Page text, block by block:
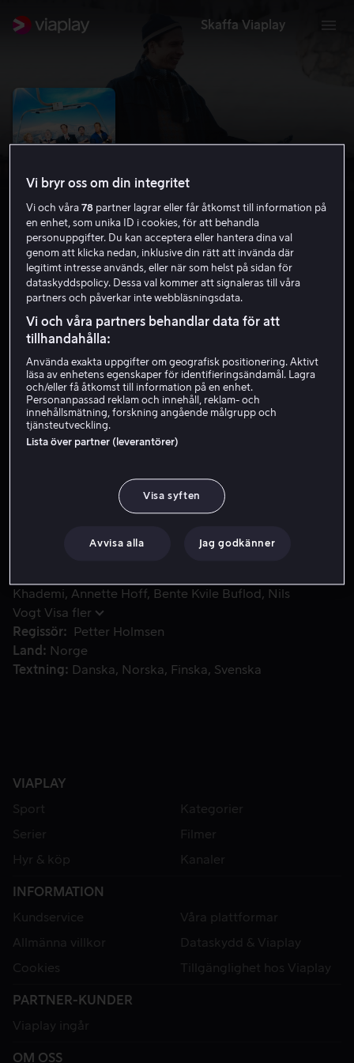
Skaffa Viaplay
Galningar i fjällen
HD
Hyr 59 kr
Köp 89 kr
filmen från 1957. Filmen utspelar sig i nutida norska
fjällen och tar en skev titt på både gamla och nya
Khademi
Annette Hoff Bente Kvile Buflod
Nils
Vogt Visa fler
Regissör
Petter Holmsen
Land
Norge
Textning
Danska Norska Finska Svenska
VIAPLAY
Sport
Kategorier
Serier
Filmer
Hyr & köp
Kanaler
INFORMATION
Kundservice
Våra plattformar
Allmänna villkor
Dataskydd & Viaplay
Cookies
Tillgänglighet hos Viaplay
PARTNER-KUNDER
Viaplay ingår
OM OSS
Vi bryr oss om din integritet
Vi och våra78 partner lagrar eller får åtkomst till information på
en enhet, som unika ID i cookies, för att behandla
personuppgifter. Du kan acceptera eller hantera dina val
genom att klicka nedan, inklusive din rätt att invända där
legitimt intresse används, eller när som helst på sidan för
dataskyddspolicy. Dessa val kommer att signaleras till våra
partners och påverkar inte webbläsningsdata.
Vi och våra partners behandlar data för att
tillhandahålla:
Använda exakta uppgifter om geografisk positionering. Aktivt
läsa av enhetens egenskaper för identifieringsändamål. Lagra
och/eller få åtkomst till information på en enhet.
Personanpassad reklam och innehåll, reklam- och
innehållsmätning, forskning angående målgrupp och
tjänsteutveckling.
Lista över partner (leverantörer)
Visa syften
Avvisa alla Jag godkänner